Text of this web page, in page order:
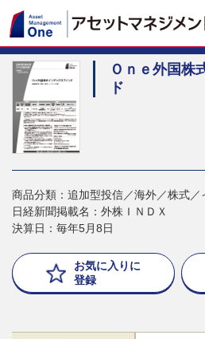
Ｏｎｅ外国株
ド
商品分類：追加型投信／海外／株式／
日経新聞掲載名：外株ＩＮＤＸ
決算日：毎年5月8日
お気に入りに
登録